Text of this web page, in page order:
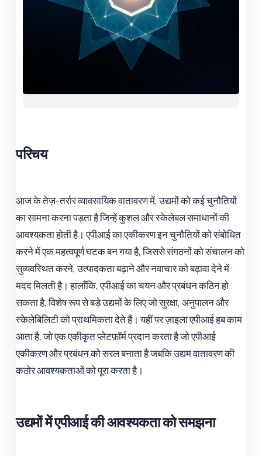
परिचय
आज के तेज़-तर्रार व्यावसायिक वातावरण में, उद्यमों को कई चुनौतियों
का सामना करना पड़ता है जिन्हें कुशल और स्केलेबल समाधानों की
आवश्यकता होती है। एपीआई का एकीकरण इन चुनौतियों को संबोधित
करने में एक महत्वपूर्ण घटक बन गया है, जिससे संगठनों को संचालन को
सुव्यवस्थित करने, उत्पादकता बढ़ाने और नवाचार को बढ़ावा देने में
मदद मिलती है। हालाँकि, एपीआई का चयन और प्रबंधन कठिन हो
सकता है, विशेष रूप से बड़े उद्यमों के लिए जो सुरक्षा, अनुपालन और
स्केलेबिलिटी को प्राथमिकता देते हैं। यहीं पर ज़ाइला एपीआई हब काम
आता है, जो एक एकीकृत प्लेटफ़ॉर्म प्रदान करता है जो एपीआई
एकीकरण और प्रबंधन को सरल बनाता है जबकि उद्यम वातावरण की
कठोर आवश्यकताओं को पूरा करता है।
उद्यमों में एपीआई की आवश्यकता को समझना